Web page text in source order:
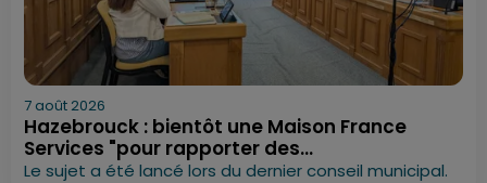
7 août 2026
Hazebrouck : bientôt une Maison France
Services "pour rapporter des...
Le sujet a été lancé lors du dernier conseil municipal.